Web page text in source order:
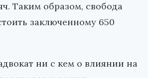
Таким образом, свобода
заключенному 650
ни с кем о влиянии на